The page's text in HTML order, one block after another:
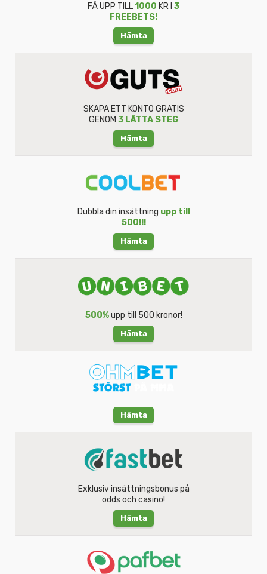
FÅ UPP TILL1000 KR I 3
FREEBETS!
Hämta
SKAPA ETT KONTO GRATIS
GENOM 3 LÄTTA STEG
Hämta
Dubbla din insättning upp till
500!!!
Hämta
500%upp till 500 kronor!
Hämta
Hämta
Exklusiv insättningsbonus på
odds och casino!
Hämta